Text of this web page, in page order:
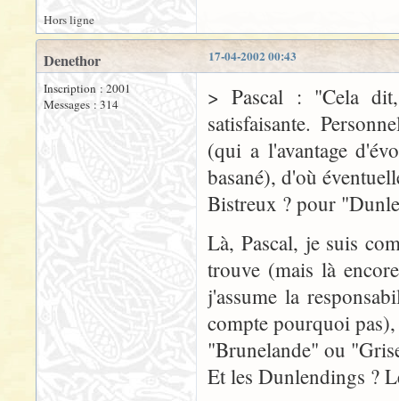
Hors ligne
17-04-2002 00:43
Denethor
Inscription : 2001
Messages : 314
> Pascal : "Cela
satisfaisante.
(qui a l'avantage
basané), d'où
Bistreux ? pour
Là, Pascal, je suis
trouve (mais là
j'assume la
compte pourquoi
"Brunelande" ou
Et les Dunlendings ?